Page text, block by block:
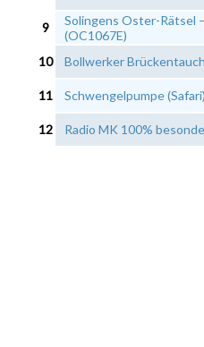
9
Solingens Oster-Rätsel
(OC1067E)
10 Bollwerker
11 Schwengelpumpe
12 Radio MK 100%